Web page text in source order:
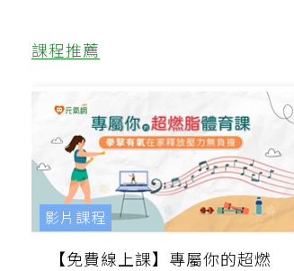
課程推薦
影片課程